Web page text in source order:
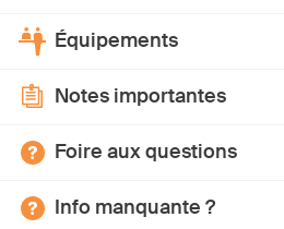
Équipements
Notes importantes
Foire aux questions
Info manquante ?